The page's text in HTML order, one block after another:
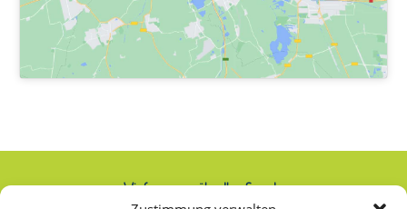
Wir freuen uns über Ihre Spende: